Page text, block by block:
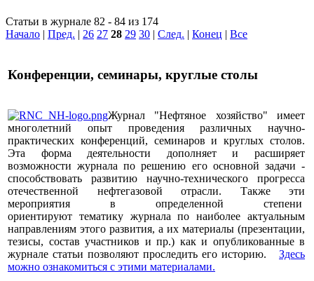
Статьи в журнале 82 - 84 из 174
Начало | Пред. | 26 27 28 29 30 | След. | Конец | Все
Конференции, семинары, круглые столы
Журнал "Нефтяное хозяйство" имеет
многолетний опыт проведения различных научно-
практических конференций, семинаров и круглых столов.
Эта форма деятельности дополняет и расширяет
возможности журнала по решению его основной задачи -
способствовать развитию научно-технического прогресса
отечественной нефтегазовой отрасли. Также эти
мероприятия в определенной степени
ориентируют тематику журнала по наиболее актуальным
направлениям этого развития, а их материалы (презентации,
тезисы, состав участников и пр.) как и опубликованные в
журнале статьи позволяют проследить его историю. Здесь
можно ознакомиться с этими материалами.